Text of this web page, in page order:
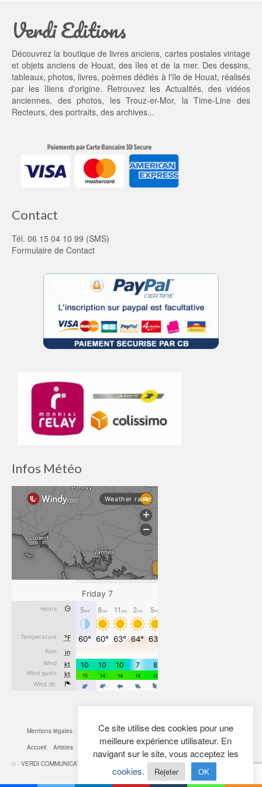
t :
5,
0
0 €.
Verdi Editions
Découvrez la boutique de livres anciens, cartes postales vintage
et objets anciens de Houat, des îles et de la mer. Des dessins,
tableaux, photos, livres, poèmes dédiés à l'île de Houat, réalisés
par les îliens d'origine. Retrouvez les Actualités, des vidéos
anciennes, desphotos, lesTrouz-er-Mor, laTime-Line des
Recteurs, des portraits, des archives...
Contact
Tél. 06 15 04 10 99 (SMS)
Formulaire de Contact
Infos Météo
Mentions légales Cookies Confidentialité Plan du site
Contact
Accueil
Artistes
Mon Compte
© - VERDI COMMUNICATION
Ce site utilise des cookies pour une
meilleure expérience utilisateur. En
navigant sur le site, vous acceptez les
cookies. Rejeter OK